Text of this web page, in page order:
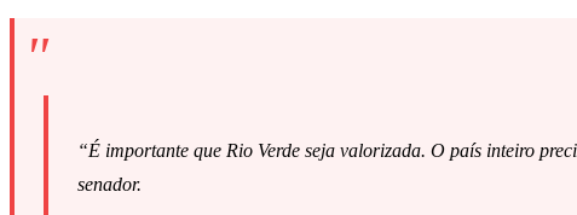
“É importante que Rio Verde seja valorizada. O país inteiro
senador.